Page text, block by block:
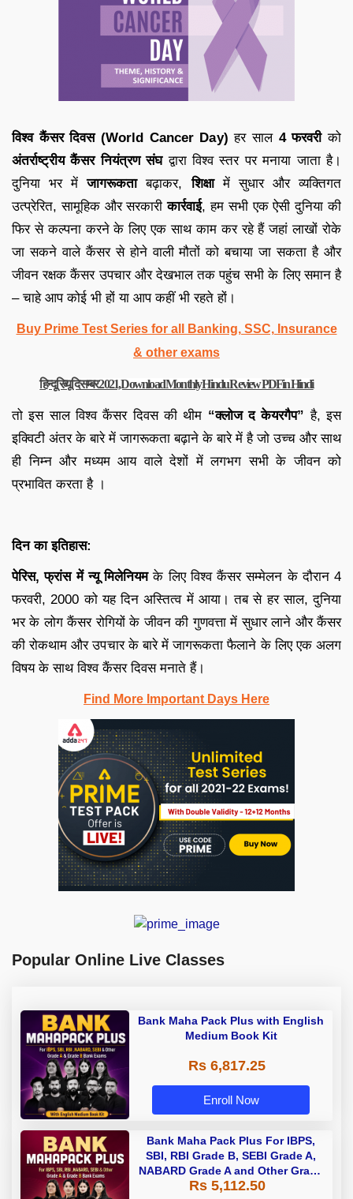
विश्व कैंसर दिवस (World Cancer Day) हर साल 4 फरवरीको
अंतर्राष्ट्रीय कैंसर नियंत्रण संघद्वारा विश्व स्तर पर मनाया जाता है।
दुनिया भर मेंजागरूकताबढ़ाकर,शिक्षामें सुधार और व्यक्तिगत
उत्प्रेरित, सामूहिक और सरकारीकार्रवाई, हम सभी एक ऐसी दुनिया की
फिर से कल्पना करने के लिए एक साथ काम कर रहे हैं जहां लाखों रोके
जा सकने वाले कैंसर से होने वाली मौतों को बचाया जा सकता है और
जीवन रक्षक कैंसर उपचार और देखभाल तक पहुंच सभी के लिए समान है
– चाहे आप कोई भी हों या आप कहीं भी रहते हों।
Buy Prime Test Series for all Banking, SSC, Insurance
& other exams
हिन्दू रिव्यू दिसम्बर 2021, Download Monthly Hindu Review PDF in Hindi
तो इस साल विश्व कैंसर दिवस की थीम “क्लोज द केयरगैप” है, इस
इक्विटी अंतर के बारे में जागरूकता बढ़ाने के बारे में है जो उच्च और साथ
ही निम्न और मध्यम आय वाले देशों में लगभग सभी के जीवन को
प्रभावित करता है ।
दिन का इतिहास:
पेरिस, फ्रांस में न्यू मिलेनियमके लिए विश्व कैंसर सम्मेलन के दौरान 4
फरवरी, 2000 को यह दिन अस्तित्व में आया। तब से हर साल, दुनिया
भर के लोग कैंसर रोगियों के जीवन की गुणवत्ता में सुधार लाने और कैंसर
की रोकथाम और उपचार के बारे में जागरूकता फैलाने के लिए एक अलग
विषय के साथ विश्व कैंसर दिवस मनाते हैं।
Find More Important Days Here
Popular Online Live Classes
Bank Maha Pack Plus with English
Medium Book Kit
Rs 6,817.25
Enroll Now
Bank Maha Pack Plus For IBPS,
SBI, RBI Grade B, SEBI Grade A,
NABARD Grade A and Other Grade
A & Grade B Bank Exams
Rs 5,112.50